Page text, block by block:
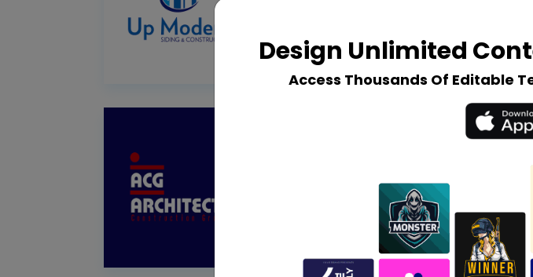
Design Unlimited
Access Thousands Of Editable